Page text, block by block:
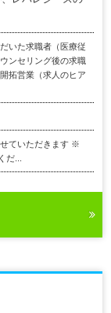
いた求職者（医療従
ンセリング後の求職
拓営業（求人のヒア
ていただきます ※
だ...